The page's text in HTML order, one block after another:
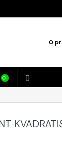
0
0